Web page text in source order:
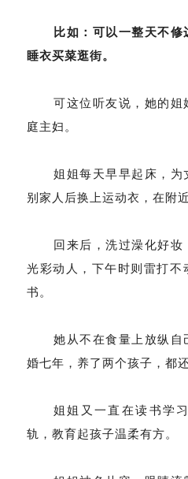
比如：可以一整天不
睡衣买菜逛街。
可这位听友说，她的姐
庭主妇。
姐姐每天早早起床，为
别家人后换上运动衣，在附
回来后，洗过澡化好妆
光彩动人，下午时则雷打不
书。
她从不在食量上放纵
婚七年，养了两个孩子，都
姐姐又一直在读书学
轨，教育起孩子温柔有方。